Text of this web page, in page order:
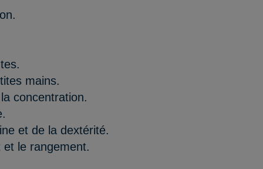
mains.
concentration.
et de la dextérité.
le rangement.